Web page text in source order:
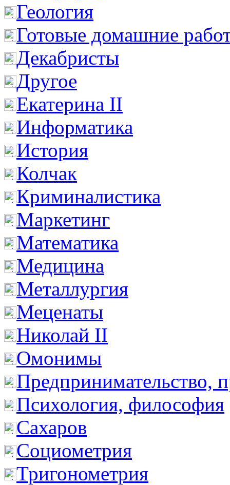
Геология
Готовые домашние
Декабристы
Другое
Екатерина II
Информатика
История
Колчак
Криминалистика
Маркетинг
Математика
Медицина
Металлургия
Меценаты
Николай II
Омонимы
Предпринимательство,
Психология, философия
Сахаров
Социометрия
Тригонометрия